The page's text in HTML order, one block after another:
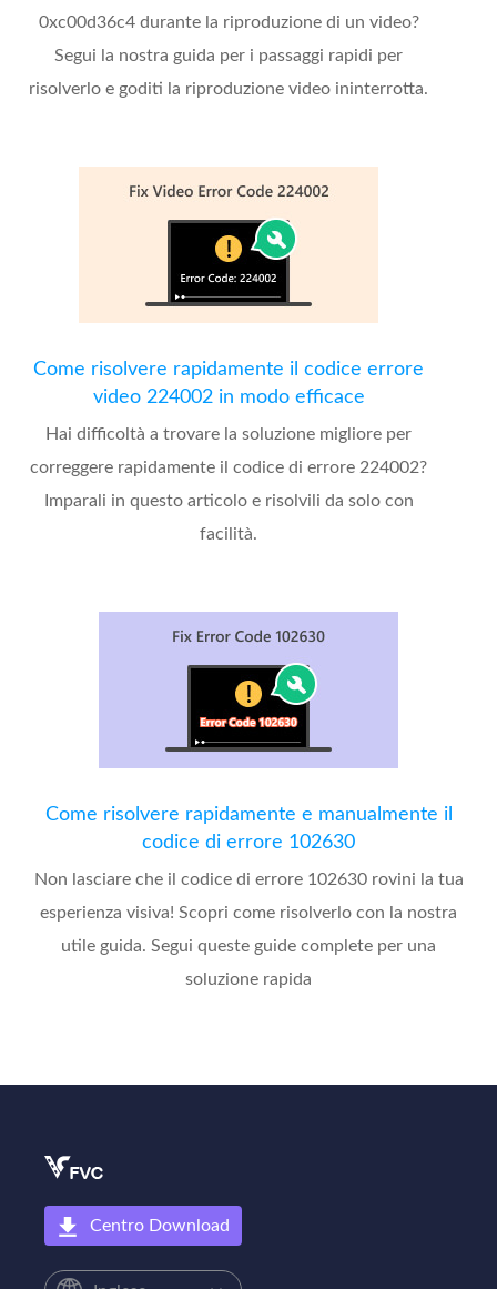
0xc00d36c4 durante la riproduzione di un video?
Segui la nostra guida per i passaggi rapidi per
risolverlo e goditi la riproduzione video ininterrotta.
Come risolvere rapidamente il codice errore
video 224002 in modo efficace
Hai difficoltà a trovare la soluzione migliore per
correggere rapidamente il codice di errore 224002?
Imparali in questo articolo e risolvili da solo con
facilità.
Come risolvere rapidamente e manualmente il
codice di errore 102630
Non lasciare che il codice di errore 102630 rovini la tua
esperienza visiva! Scopri come risolverlo con la nostra
utile guida. Segui queste guide complete per una
soluzione rapida
Centro Download